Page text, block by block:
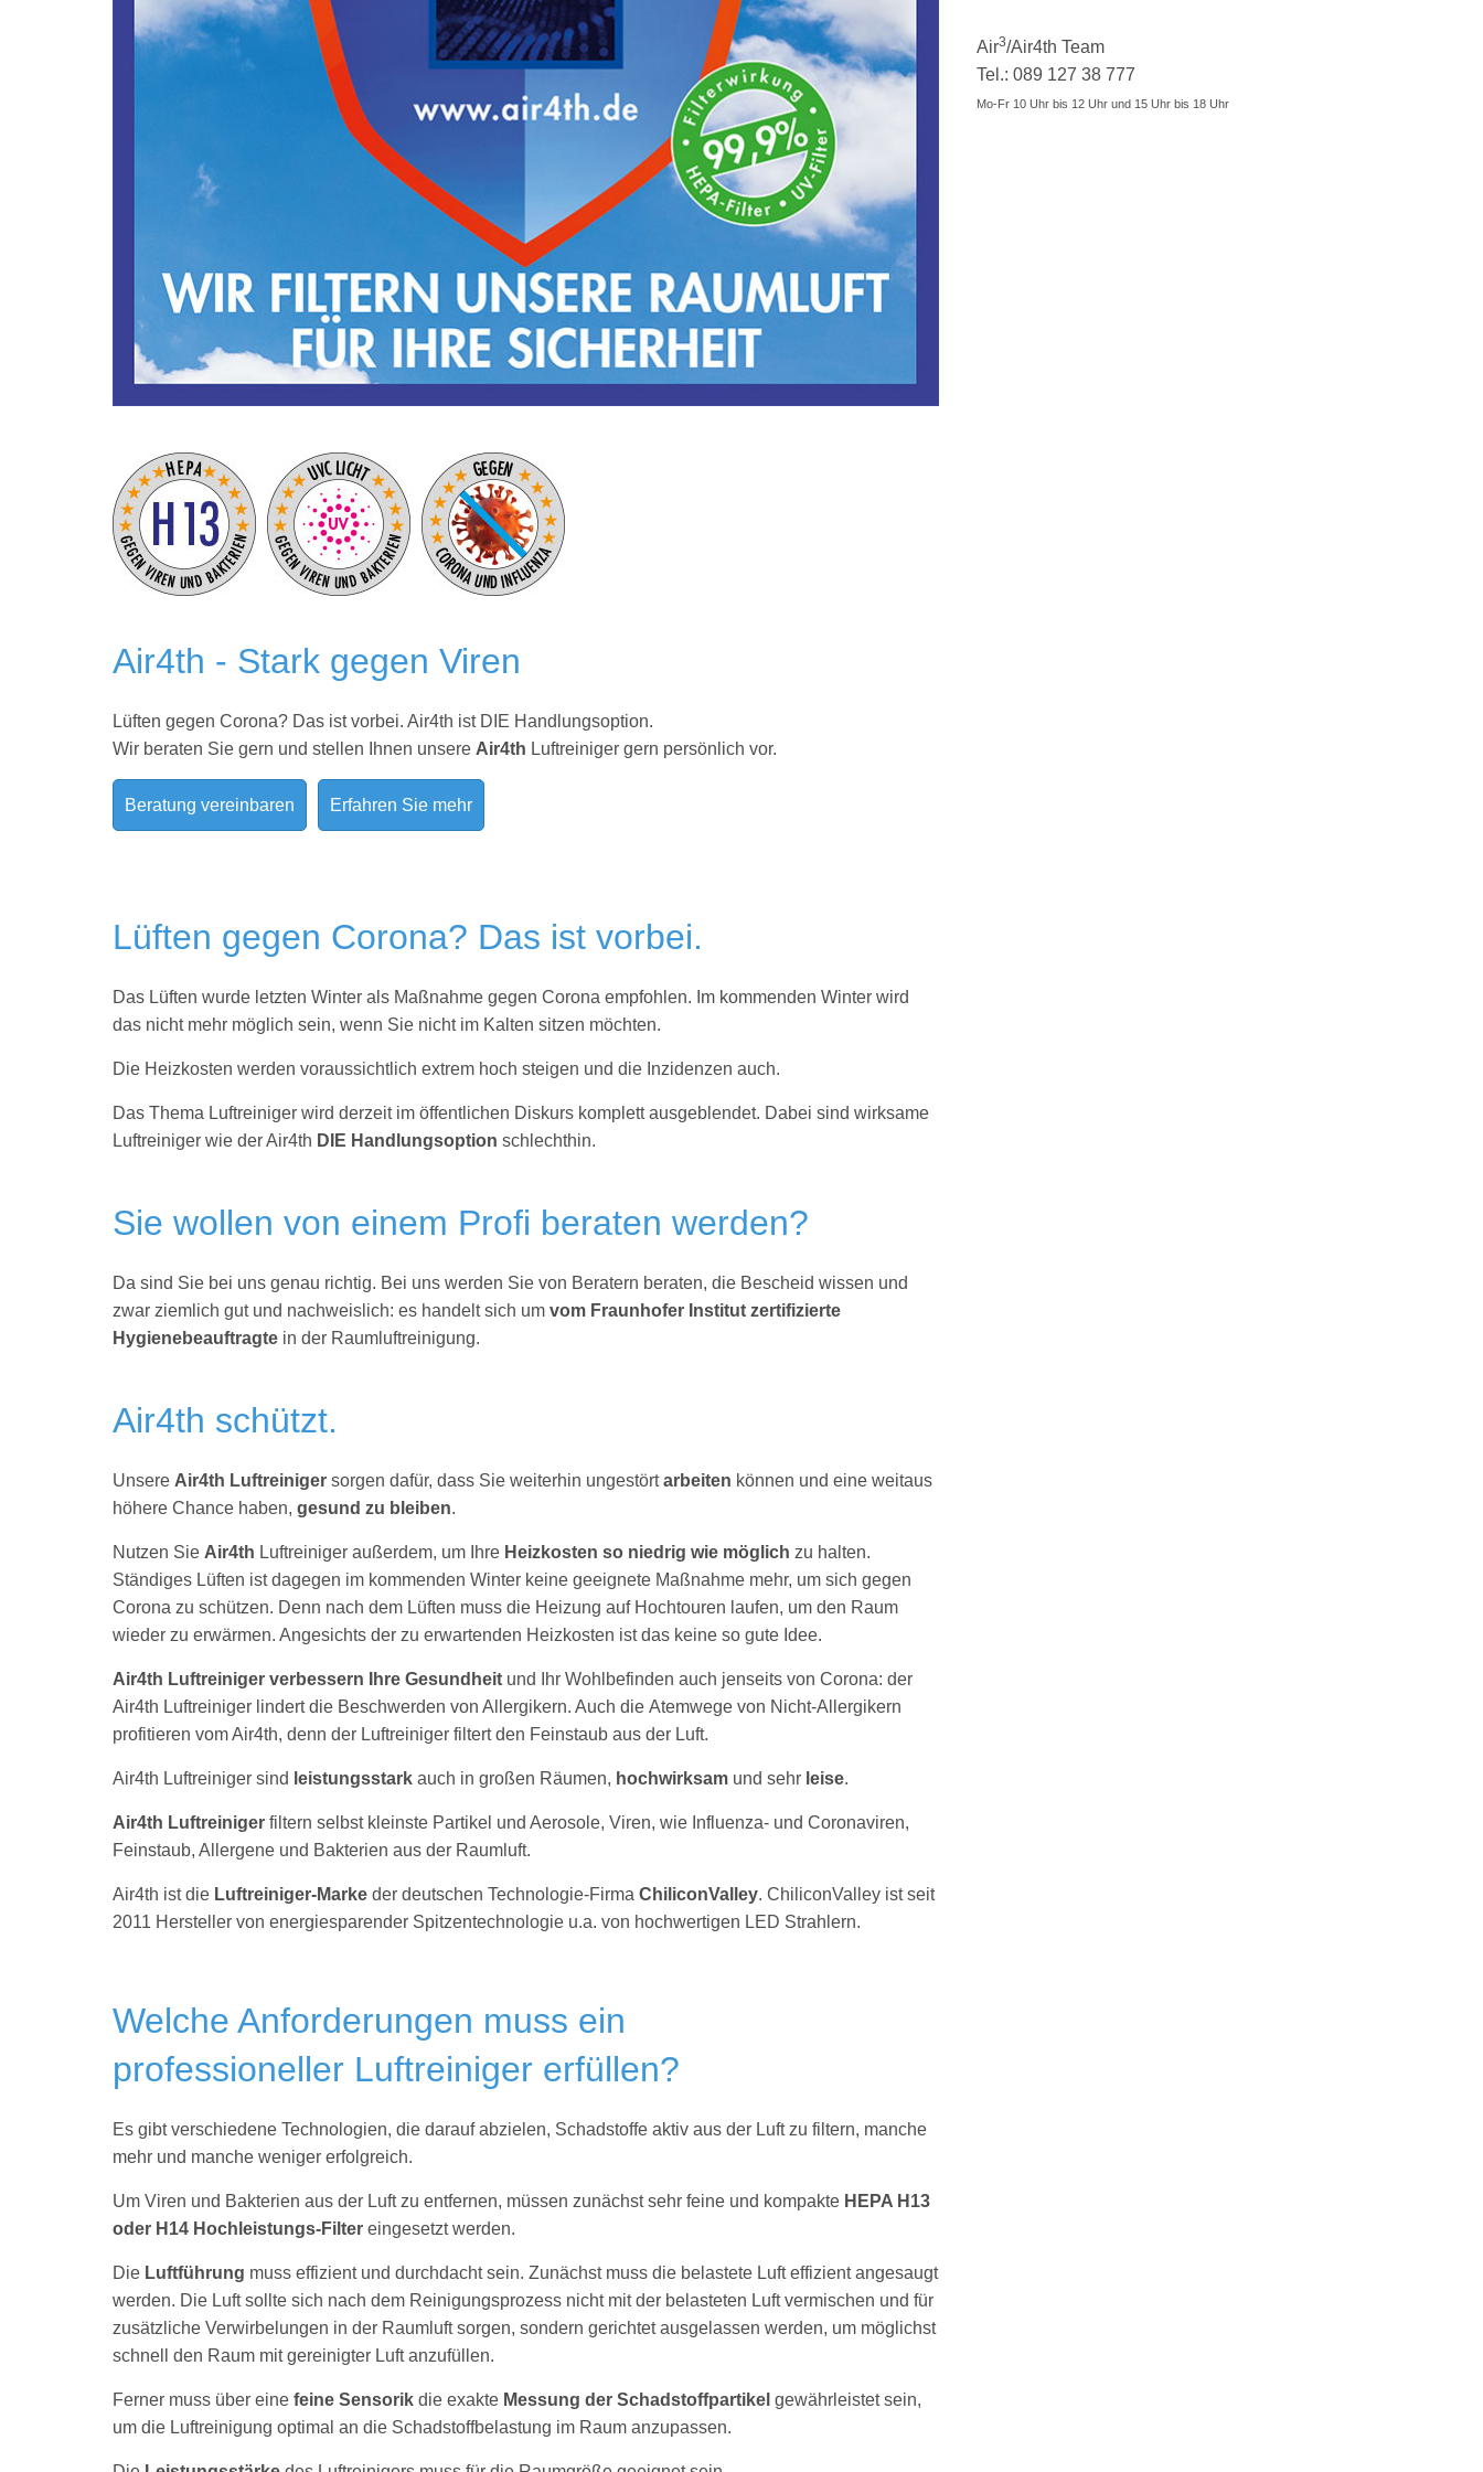
Air4th - Stark gegen Viren
Lüften gegen Corona? Das ist vorbei. Air4th ist DIE Handlungsoption.
Wir beraten Sie gern und stellen Ihnen unsere Air4th Luftreiniger gern persönlich vor.
Beratung vereinbaren Erfahren Sie mehr
Lüften gegen Corona? Das ist vorbei.
Das Lüften wurde letzten Winter als Maßnahme gegen Corona empfohlen. Im kommenden Winter wird
das nicht mehr möglich sein, wenn Sie nicht im Kalten sitzen möchten.
Die Heizkosten werden voraussichtlich extrem hoch steigen und die Inzidenzen auch.
Das Thema Luftreiniger wird derzeit im öffentlichen Diskurs komplett ausgeblendet. Dabei sind wirksame
Luftreiniger wie der Air4th DIE Handlungsoption schlechthin.
Sie wollen von einem Profi beraten werden?
Da sind Sie bei uns genau richtig. Bei uns werden Sie von Beratern beraten, die Bescheid wissen und
zwar ziemlich gut und nachweislich: es handelt sich um vom Fraunhofer Institut zertifizierte
Hygienebeauftragte in der Raumluftreinigung.
Air4th schützt.
Unsere Air4th Luftreiniger sorgen dafür, dass Sie weiterhin ungestörtarbeiten können und eine weitaus
höhere Chance haben, gesund zu bleiben.
Nutzen Sie Air4th Luftreiniger außerdem, um Ihre Heizkosten so niedrig wie möglich zu halten.
Ständiges Lüften ist dagegen im kommenden Winter keine geeignete Maßnahme mehr, um sich gegen
Corona zu schützen. Denn nach dem Lüften muss die Heizung auf Hochtouren laufen, um den Raum
wieder zu erwärmen. Angesichts der zu erwartenden Heizkosten ist das keine so gute Idee.
Air4th Luftreiniger verbessern Ihre Gesundheit und Ihr Wohlbefinden auch jenseits von Corona: der
Air4th Luftreiniger lindert die Beschwerden von Allergikern. Auch die Atemwege von Nicht-Allergikern
profitieren vom Air4th, denn der Luftreiniger filtert den Feinstaub aus der Luft.
Air4th Luftreiniger sind leistungsstark auch in großen Räumen, hochwirksam und sehr leise.
Air4th Luftreiniger filtern selbst kleinste Partikel und Aerosole, Viren, wie Influenza- und Coronaviren,
Feinstaub, Allergene und Bakterien aus der Raumluft.
Air4th ist die Luftreiniger-Marke der deutschen Technologie-Firma ChiliconValley. ChiliconValley ist seit
2011 Hersteller von energiesparender Spitzentechnologie u.a. von hochwertigen LED Strahlern.
Welche Anforderungen muss ein
professioneller Luftreiniger erfüllen?
Es gibt verschiedene Technologien, die darauf abzielen, Schadstoffe aktiv aus der Luft zu filtern, manche
mehr und manche weniger erfolgreich.
Um Viren und Bakterien aus der Luft zu entfernen, müssen zunächst sehr feine und kompakte HEPA H13
oder H14 Hochleistungs-Filter eingesetzt werden.
Die Luftführung muss effizient und durchdacht sein. Zunächst muss die belastete Luft effizient angesaugt
werden. Die Luft sollte sich nach dem Reinigungsprozess nicht mit der belasteten Luft vermischen und für
zusätzliche Verwirbelungen in der Raumluft sorgen, sondern gerichtet ausgelassen werden, um möglichst
schnell den Raum mit gereinigter Luft anzufüllen.
Ferner muss über eine feine Sensorik die exakte Messung der Schadstoffpartikel gewährleistet sein,
um die Luftreinigung optimal an die Schadstoffbelastung im Raum anzupassen.
Air3/Air4th Team
Tel.: 089 127 38 777
Mo-Fr 10 Uhr bis 12 Uhr und 15 Uhr bis 18 Uhr